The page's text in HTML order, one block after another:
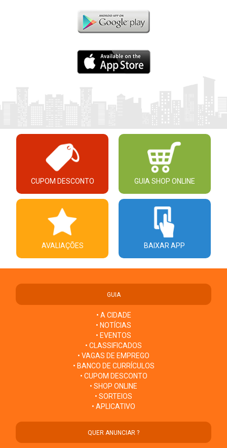
CUPOM DESCONTO GUIA SHOP ONLINE
AVALIAÇÕES BAIXAR APP
GUIA
• A CIDADE
• NOTÍCIAS
• EVENTOS
• CLASSIFICADOS
• VAGAS DE EMPREGO
• BANCO DE CURRÍCULOS
• CUPOM DESCONTO
• SHOP ONLINE
• SORTEIOS
• APLICATIVO
QUER ANUNCIAR ?